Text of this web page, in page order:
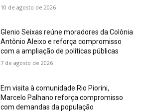
10 de agosto de 2026
Glenio Seixas reúne moradores da Colônia
Antônio Aleixo e reforça compromisso
com a ampliação de políticas públicas
7 de agosto de 2026
Em visita à comunidade Rio Piorini,
Marcelo Palhano reforça compromisso
com demandas da população